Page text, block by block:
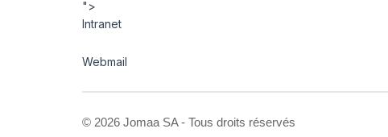
">
Intranet
Webmail
© 2026 Jomaa SA - Tous droits réservés